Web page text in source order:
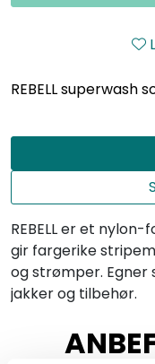
REBELL superwash
REBELL er et
gir fargerike
og strømper. Egner
jakker og tilbehør.